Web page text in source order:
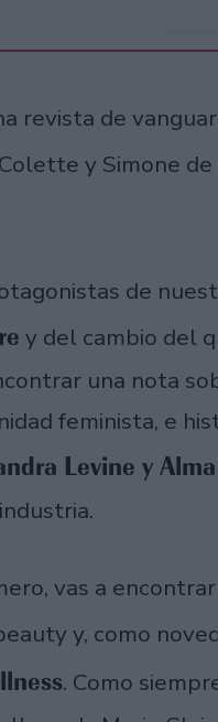
revista de
y Simone
de
y del cambio del
una nota
feminista, e
Levine y
vas a
y, como
. Como